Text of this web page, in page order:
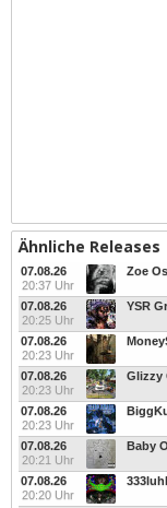
Ähnliche Releases
07.08.26
20:37 Uhr
Zoe
07.08.26
20:25 Uhr
YSR
07.08.26
20:23 Uhr
07.08.26
20:23 Uhr
Glizzy
07.08.26
20:23 Uhr
07.08.26
20:21 Uhr
Baby
07.08.26
20:20 Uhr